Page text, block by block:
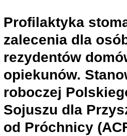
Profilaktyka
zalecenia dla
rezydentów
opiekunów.
roboczej
Sojuszu dla
od Próchnicy